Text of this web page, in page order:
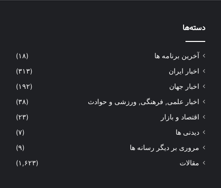
دسته‌ها
آخرین برنامه ها
(۱۸)
اخبار ایران
(۳۱۳)
اخبار جهان
(۱۹۲)
اخبار علمی, فرهنگی, ورزشی و حوادث
(۳۸)
اقتصاد و بازار
(۲۳)
دیدنی ها
(۷)
مروری بر دیگر رسانه ها
(۹)
مقالات
(۱,۶۲۳)